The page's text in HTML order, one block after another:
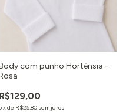
com punho Hortênsia -
R$129,00
xde R$25,80 sem juros